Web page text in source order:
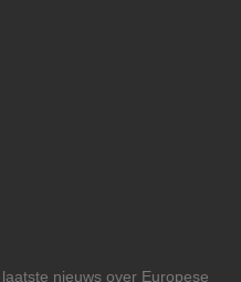
nieuws over Europese